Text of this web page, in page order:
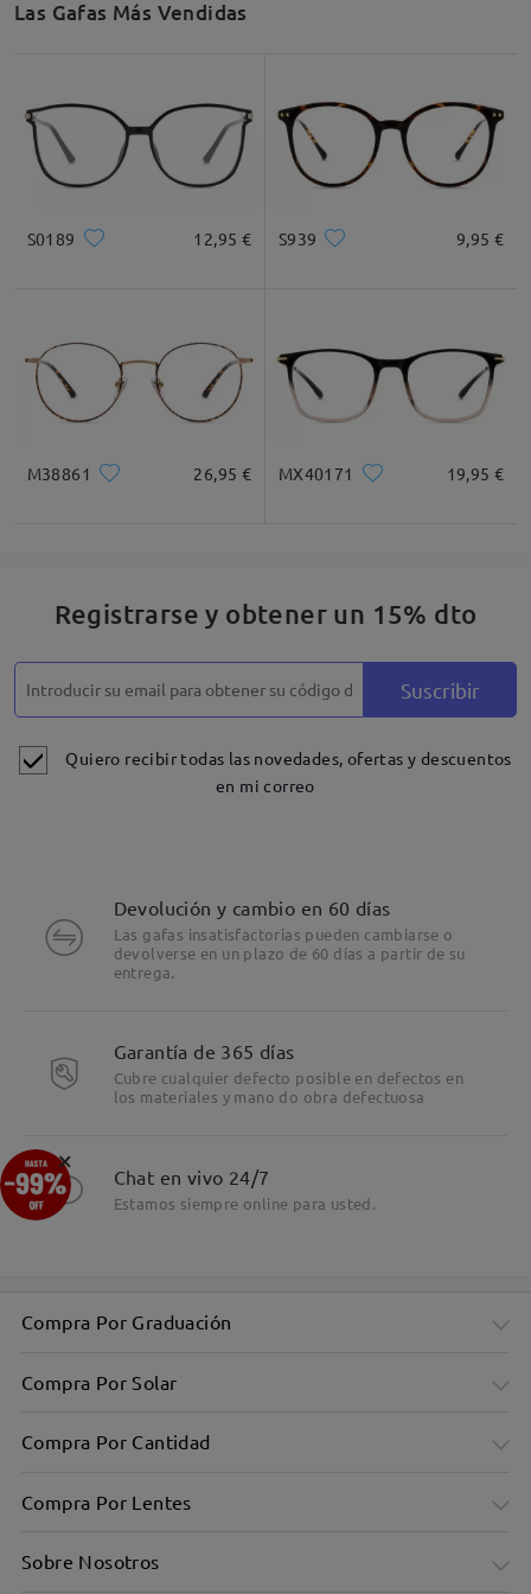
Descripción del Producto
Las Gafas Más Vendidas
S0189 12,95 € S939 9,95 €
M38861 26,95 € MX40171 19,95 €
Registrarse y obtener un 15% dto
Suscribir
Quiero recibir todas las novedades, ofertas y descuentos
en mi correo
Devolución y cambio en 60 días
Las gafas insatisfactorias pueden cambiarse o
devolverse en un plazo de 60 días a partir de su
entrega.
Garantía de 365 días
Cubre cualquier defecto posible en defectos en
los materiales y mano do obra defectuosa
Chat en vivo 24/7
Estamos siempre online para usted.
Compra Por Graduación
Compra Por Solar
Compra Por Cantidad
Compra Por Lentes
Sobre Nosotros
×